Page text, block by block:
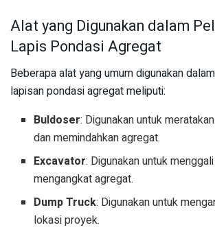
Alat yang Digunakan dalam
Lapis Pondasi Agregat
Beberapa alat yang umum digunakan
lapisan pondasi agregat meliputi:
Buldoser: Digunakan untuk
dan memindahkan agregat.
Excavator: Digunakan untuk
mengangkat agregat.
Dump Truck: Digunakan untuk
lokasi proyek.